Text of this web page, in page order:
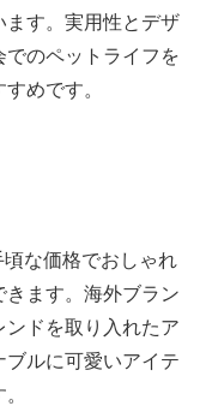
ます。実用性とデザ
のペットライフを
めです。
な価格でおしゃれ
ます。海外ブラン
ンドを取り入れたア
ルに可愛いアイテ